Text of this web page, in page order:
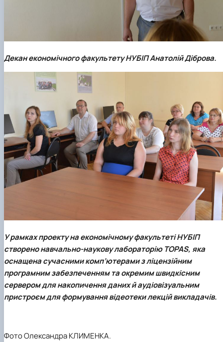
Декан економічного факультету НУБІП Анатолій Діброва.
У рамках проекту на економічному факультеті НУБІП
створено навчально-наукову лабораторію TOPAS, яка
оснащена сучасними комп’ютерами з ліцензійним
програмним забезпеченням та окремим швидкісним
сервером для накопичення даних й аудіовізуальним
пристроєм для формування відеотеки лекцій викладачів.
Фото Олександра КЛИМЕНКА.